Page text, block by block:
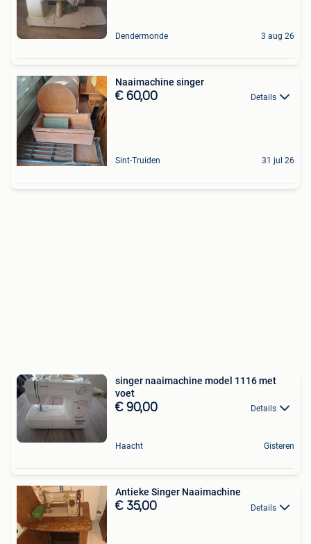
Dendermonde 3 aug 26
Naaimachine singer
€ 60,00 Details
Sint-Truiden 31 jul 26
singer naaimachine model 1116 met
voet
€ 90,00 Details
Haacht Gisteren
Antieke Singer Naaimachine
€ 35,00 Details